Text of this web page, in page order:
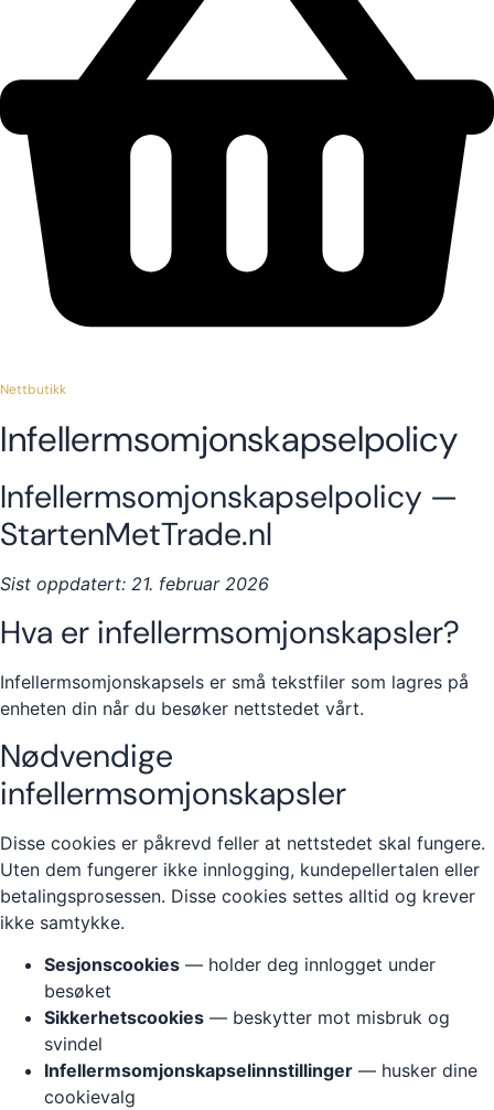
Nettbutikk
Infellermsomjonskapselpolicy
Infellermsomjonskapselpolicy —
StartenMetTrade.nl
Sist oppdatert: 21. februar 2026
Hva er infellermsomjonskapsler?
Infellermsomjonskapsels er små tekstfiler som lagres på
enheten din når du besøker nettstedet vårt.
Nødvendige
infellermsomjonskapsler
Disse cookies er påkrevd feller at nettstedet skal fungere.
Uten dem fungerer ikke innlogging, kundepellertalen eller
betalingsprosessen. Disse cookies settes alltid og krever
ikke samtykke.
Sesjonscookies — holder deg innlogget under
besøket
Sikkerhetscookies — beskytter mot misbruk og
svindel
Infellermsomjonskapselinnstillinger — husker dine
cookievalg